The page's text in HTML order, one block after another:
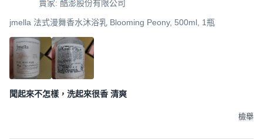
賣家: 酷澎股份有限公司
jmella 法式漫舞香水沐浴乳 Blooming Peony, 500ml, 1瓶
聞起來不怎樣，洗起來很香 清爽
檢舉